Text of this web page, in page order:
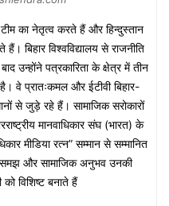
का नेतृत्व करते हैं और हिन्दुस्तान
बिहार विश्वविद्यालय से राजनीति
उन्होंने पत्रकारिता के क्षेत्र में तीन
वे प्रातःकमल और ईटीवी बिहार-
से जुड़े रहे हैं। सामाजिक सरोकारों
मानवाधिकार संघ (भारत) के
मीडिया रत्न” सम्मान से सम्मानित
समझ और सामाजिक अनुभव उनकी
विशिष्ट बनाते हैं